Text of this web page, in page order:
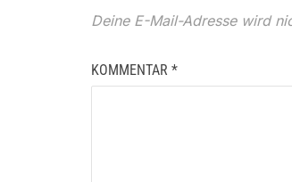
Deine E-Mail-Adresse wird
KOMMENTAR *